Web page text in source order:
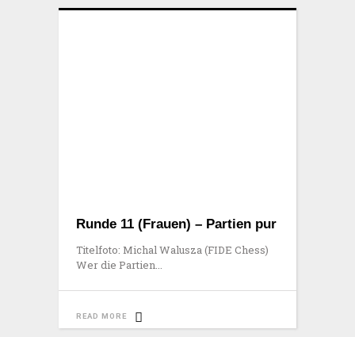
Runde 11 (Frauen) – Partien pur
Titelfoto: Michal Walusza (FIDE Chess)
Wer die Partien
READ MORE